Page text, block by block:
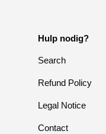
Hulp nodig?
Search
Refund Policy
Legal Notice
Contact